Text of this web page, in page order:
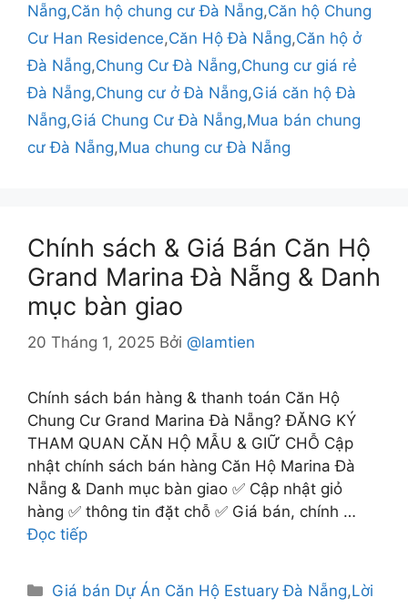
Nẵng,Căn hộ chung cư Đà Nẵng,Căn hộ Chung
Cư Han Residence,Căn Hộ Đà Nẵng,Căn hộ ở
Đà Nẵng,Chung Cư Đà Nẵng,Chung cư giá rẻ
Đà Nẵng,Chung cư ở Đà Nẵng,Giá căn hộ Đà
Nẵng,Giá Chung Cư Đà Nẵng,Mua bán chung
cư Đà Nẵng,Mua chung cư Đà Nẵng
Chính sách & Giá Bán Căn Hộ
Grand Marina Đà Nẵng & Danh
mục bàn giao
20 Tháng 1, 2025 Bởi @lamtien
Chính sách bán hàng & thanh toán Căn Hộ
Chung Cư Grand Marina Đà Nẵng? ĐĂNG KÝ
THAM QUAN CĂN HỘ MẪU & GIỮ CHỖ Cập
nhật chính sách bán hàng Căn Hộ Marina Đà
Nẵng & Danh mục bàn giao ✅ Cập nhật giỏ
hàng ✅ thông tin đặt chỗ ✅ Giá bán, chính …
Đọc tiếp
Danh
Giá bán Dự Án Căn Hộ Estuary Đà Nẵng,Lời